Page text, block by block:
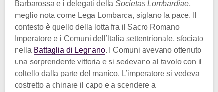
Barbarossa e i delegati della Societas Lombardiae,
meglio nota come Lega Lombarda, siglano la pace. Il
contesto è quello della lotta fra il Sacro Romano
Imperatore e i Comuni dell’Italia settentrionale, sfociato
nella Battaglia di Legnano. I Comuni avevano ottenuto
una sorprendente vittoria e si sedevano al tavolo con il
coltello dalla parte del manico. L’imperatore si vedeva
costretto a chinare il capo e a scendere a